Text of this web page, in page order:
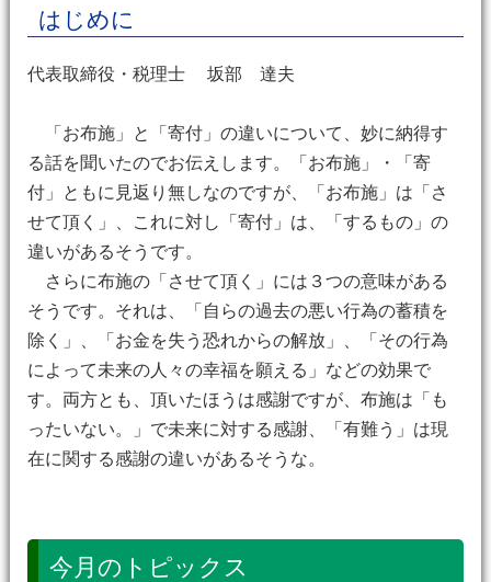
はじめに
代表取締役・税理士 坂部 達夫
「お布施」と「寄付」の違いについて、妙に納得す
る話を聞いたのでお伝えします。「お布施」・「寄
付」ともに見返り無しなのですが、「お布施」は「さ
せて頂く」、これに対し「寄付」は、「するもの」の
違いがあるそうです。
さらに布施の「させて頂く」には３つの意味がある
そうです。それは、「自らの過去の悪い行為の蓄積を
除く」、「お金を失う恐れからの解放」、「その行為
によって未来の人々の幸福を願える」などの効果で
す。両方とも、頂いたほうは感謝ですが、布施は「も
ったいない。」で未来に対する感謝、「有難う」は現
在に関する感謝の違いがあるそうな。
今月のトピックス